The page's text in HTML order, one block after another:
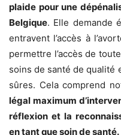
plaide pour une
Belgique. Elle demande
entravent l’accès à
permettre l’accès de
soins de santé de qualité
sûres. Cela comprend
légal maximum
réflexion et la
en tant que soin de santé.